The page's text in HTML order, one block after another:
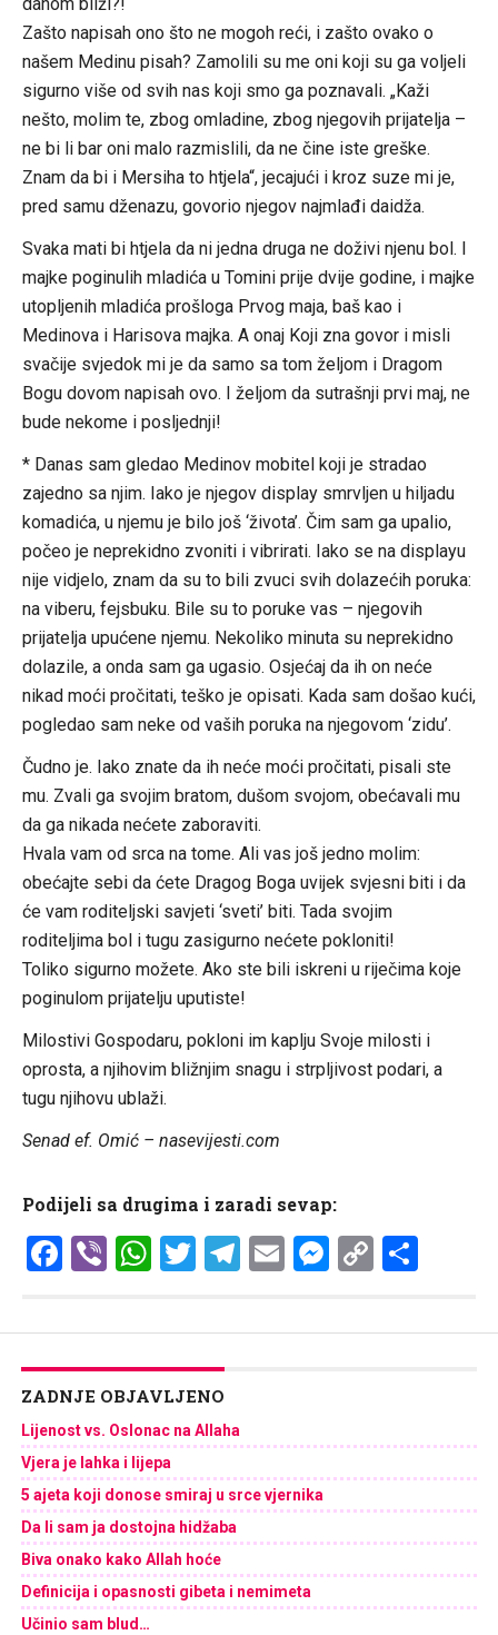
Zašto napisah ono što ne mogoh reći, i zašto ovako o
našem Medinu pisah? Zamolili su me oni koji su ga voljeli
sigurno više od svih nas koji smo ga poznavali. „Kaži
nešto, molim te, zbog omladine, zbog njegovih prijatelja –
ne bi li bar oni malo razmislili, da ne čine iste greške.
Znam da bi i Mersiha to htjela“, jecajući i kroz suze mi je,
pred samu dženazu, govorio njegov najmlađi daidža.
Svaka mati bi htjela da ni jedna druga ne doživi njenu bol. I
majke poginulih mladića u Tomini prije dvije godine, i majke
utopljenih mladića prošloga Prvog maja, baš kao i
Medinova i Harisova majka. A onaj Koji zna govor i misli
svačije svjedok mi je da samo sa tom željom i Dragom
Bogu dovom napisah ovo. I željom da sutrašnji prvi maj, ne
bude nekome i posljednji!
* Danas sam gledao Medinov mobitel koji je stradao
zajedno sa njim. Iako je njegov display smrvljen u hiljadu
komadića, u njemu je bilo još ‘života’. Čim sam ga upalio,
počeo je neprekidno zvoniti i vibrirati. Iako se na displayu
nije vidjelo, znam da su to bili zvuci svih dolazećih poruka:
na viberu, fejsbuku. Bile su to poruke vas – njegovih
prijatelja upućene njemu. Nekoliko minuta su neprekidno
dolazile, a onda sam ga ugasio. Osjećaj da ih on neće
nikad moći pročitati, teško je opisati. Kada sam došao kući,
pogledao sam neke od vaših poruka na njegovom ‘zidu’.
Čudno je. Iako znate da ih neće moći pročitati, pisali ste
mu. Zvali ga svojim bratom, dušom svojom, obećavali mu
da ga nikada nećete zaboraviti.
Hvala vam od srca na tome. Ali vas još jedno molim:
obećajte sebi da ćete Dragog Boga uvijek svjesni biti i da
će vam roditeljski savjeti ‘sveti’ biti. Tada svojim
roditeljima bol i tugu zasigurno nećete pokloniti!
Toliko sigurno možete. Ako ste bili iskreni u riječima koje
poginulom prijatelju uputiste!
Milostivi Gospodaru, pokloni im kaplju Svoje milosti i
oprosta, a njihovim bližnjim snagu i strpljivost podari, a
tugu njihovu ublaži.
Senad ef. Omić – nasevijesti.com
Podijeli sa drugima i zaradi sevap:
Facebook
ViberWhatsApp
Twitter
Telegram
EmailCopy
ZADNJE OBJAVLJENO
Lijenost vs. Oslonac na Allaha
Vjera je lahka i lijepa
5 ajeta koji donose smiraj u srce vjernika
Da li sam ja dostojna hidžaba
Biva onako kako Allah hoće
Definicija i opasnosti gibeta i nemimeta
Učinio sam blud…